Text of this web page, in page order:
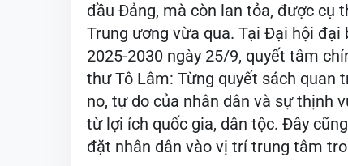
đầu Đảng, mà còn lan tỏa, được cụ
Trung ương vừa qua. Tại Đại hội
2025-2030 ngày 25/9, quyết tâm
thư Tô Lâm: Từng quyết sách quan
no, tự do của nhân dân và sự thịnh
từ lợi ích quốc gia, dân tộc. Đây
đặt nhân dân vào vị trí trung tâm